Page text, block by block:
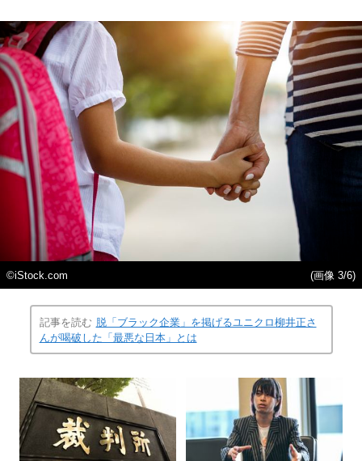
©iStock.com (画像 3/6)
記事を読む 脱「ブラック企業」を掲げるユニクロ柳井正さ
んが喝破した「最悪な日本」とは